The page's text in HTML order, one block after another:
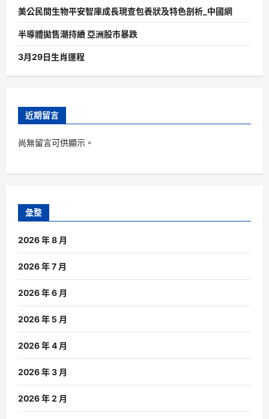
美公民間生物平安智庫成長現查包養狀及特色剖析_中國網
半導體拋售潮持續 亞洲股市暴跌
3月29日生肖運程
近期留言
尚無留言可供顯示。
彙整
2026 年 8 月
2026 年 7 月
2026 年 6 月
2026 年 5 月
2026 年 4 月
2026 年 3 月
2026 年 2 月